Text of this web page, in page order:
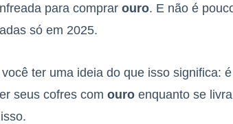
para comprar ouro. E não é
só em 2025.
ter uma ideia do que isso significa:
seus cofres com ouroenquanto se